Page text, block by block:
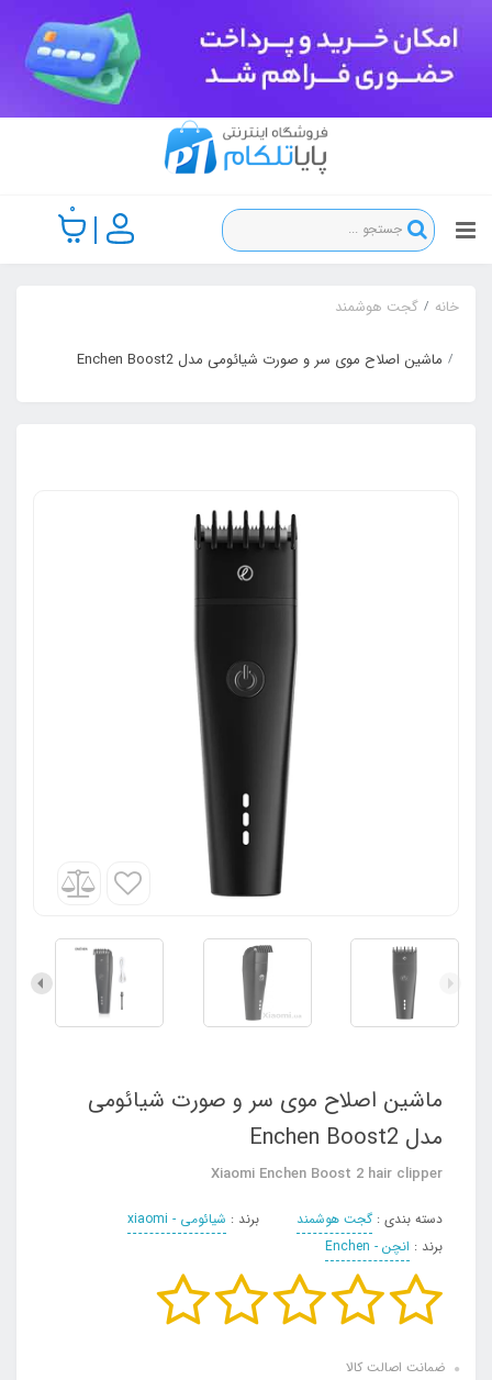
0
خانه گجت هوشمند
ماشین اصلاح موی سر و صورت شیائومی مدل Enchen Boost2
ماشین اصلاح موی سر و صورت شیائومی
مدل Enchen Boost2
Xiaomi Enchen Boost 2 hair clipper
دسته بندی : گجت هوشمند برند : شیائومی - xiaomi
برند : انچن - Enchen
ضمانت اصالت کالا